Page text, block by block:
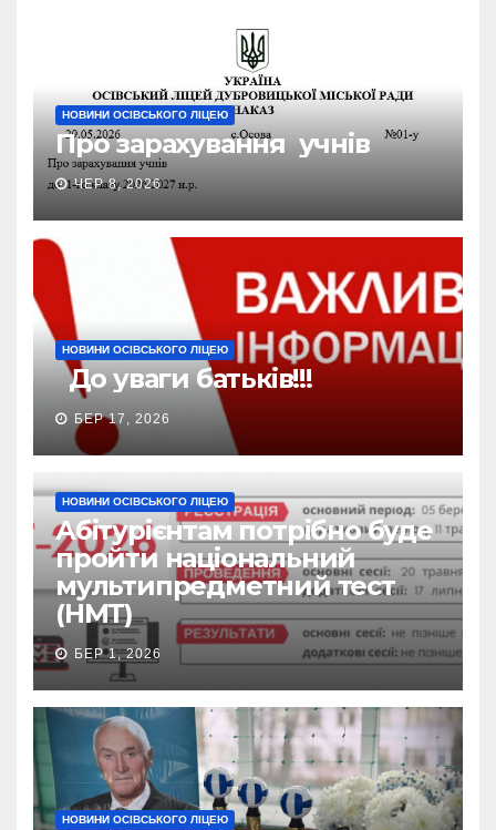
НОВИНИ ОСІВСЬКОГО ЛІЦЕЮ
Про зарахування учнів
ЧЕР 8, 2026
НОВИНИ ОСІВСЬКОГО ЛІЦЕЮ
До уваги батьків!!!
БЕР 17, 2026
НОВИНИ ОСІВСЬКОГО ЛІЦЕЮ
Абітурієнтам потрібно буде
пройти національний
мультипредметний тест
(НМТ)
БЕР 1, 2026
НОВИНИ ОСІВСЬКОГО ЛІЦЕЮ